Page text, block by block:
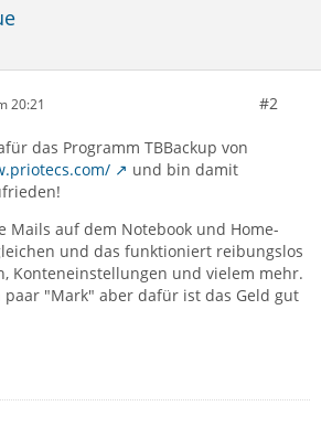
20:21 #2
das Programm TBBackup von
und bin damit
Mails auf dem Notebook und Home-
und das funktioniert reibungslos
Konteneinstellungen und vielem mehr.
paar "Mark" aber dafür ist das Geld gut